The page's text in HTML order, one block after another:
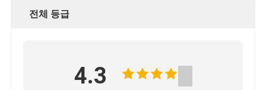
전체 등급
4.3